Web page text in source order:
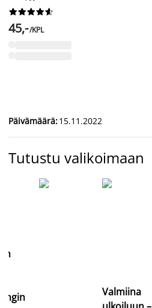






45,-/KPL
Päivämäärä:15.11.2022
Tutustu valikoimaan
Valmiina